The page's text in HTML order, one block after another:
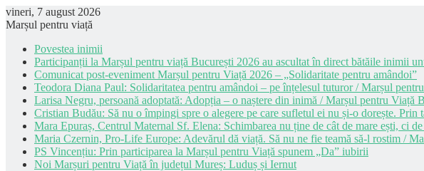
vineri, 7 august 2026
Marșul pentru viață
Povestea inimii
Participanții la Marșul pentru viață București 2026 au ascultat în direct bătăile inimii
Comunicat post-eveniment Marșul pentru Viață 2026 – „Solidaritate pentru amândoi”
Teodora Diana Paul: Solidaritatea pentru amândoi – pe înțelesul tuturor / Marșul
Larisa Negru, persoană adoptată: Adopția – o naștere din inimă / Marșul pentru Viață
Cristian Budău: Să nu o împingi spre o alegere pe care sufletul ei nu și-o dorește.
Mara Epuraș, Centrul Maternal Sf. Elena: Schimbarea nu ține de cât de mare ești, ci
Maria Czernin, Pro-Life Europe: Adevărul dă viață. Să nu ne fie teamă să-l rostim /
PS Vincențiu: Prin participarea la Marșul pentru Viață spunem „Da” iubirii
Noi Marșuri pentru Viață în județul Mureș: Luduș și Iernut